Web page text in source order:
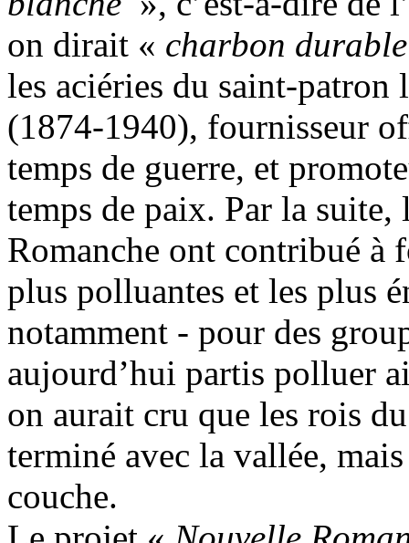
on dirait « charbon durable
les aciéries du saint-
(1874-1940), fournisseur
temps de guerre, et
temps de paix. Par la suite,
Romanche ont contribué à
plus polluantes et les plus
notamment - pour des
aujourd’hui partis polluer
on aurait cru que les rois
terminé avec la vallée,
couche.